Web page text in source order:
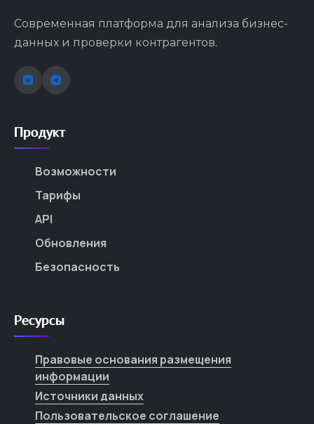
Современная платформа для анализа бизнес-
данных и проверки контрагентов.
Продукт
Возможности
Тарифы
API
Обновления
Безопасность
Ресурсы
Правовые основания размещения
информации
Источники данных
Пользовательское соглашение